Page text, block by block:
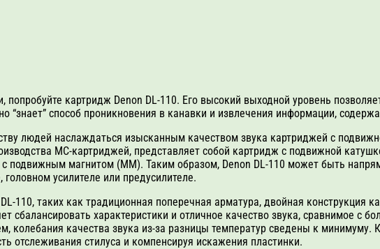
картридж Denon DL-110. Его высокий выходной уровень
способ проникновения в канавки и извлечения информации,
людей наслаждаться изысканным качеством звука картриджей с
MC-картриджей, представляет собой картридж с подвижной
подвижным магнитом (MM). Таким образом, Denon DL-110 может быть
усилителе или предусилителе.
110, таких как традиционная поперечная арматура, двойная конструкция
сбалансировать характеристики и отличное качество звука, сравнимое с
колебания качества звука из-за разницы температур сведены к
отслеживания стилуса и компенсируя искажения пластинки.